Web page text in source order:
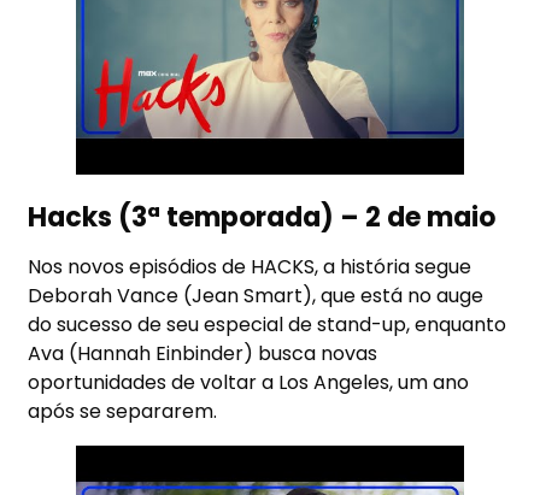
Hacks (3ª temporada) – 2 de maio
Nos novos episódios de HACKS, a história segue
Deborah Vance (Jean Smart), que está no auge
do sucesso de seu especial de stand-up, enquanto
Ava (Hannah Einbinder) busca novas
oportunidades de voltar a Los Angeles, um ano
após se separarem.